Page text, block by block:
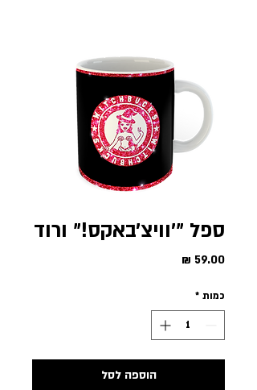
ספל ״׳וויצ׳באקס!״ ורוד
כמות *
הוספה לסל